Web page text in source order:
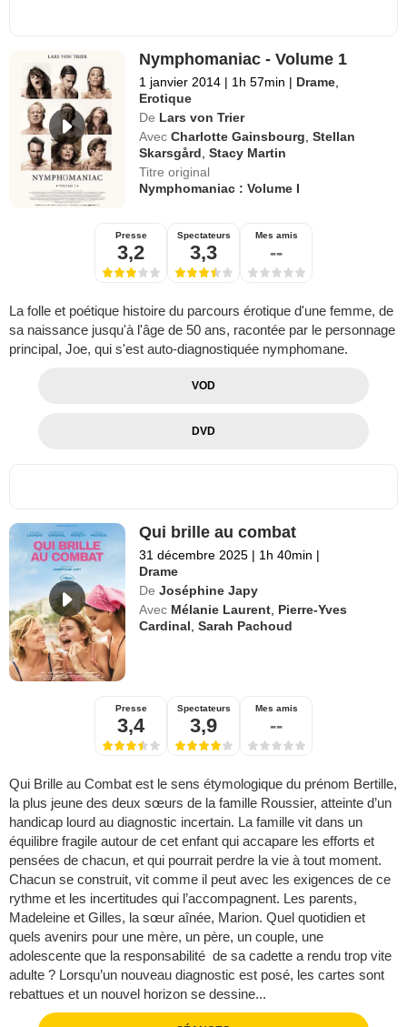
Nymphomaniac - Volume 1
1 janvier 2014 | 1h 57min | Drame
Erotique
De Lars von Trier
Avec Charlotte Gainsbourg ,Stellan
Skarsgård ,Stacy Martin
Titre original
Nymphomaniac : Volume I
Presse
3,2
Spectateurs
3,3
Mes amis
--
La folle et poétique histoire du parcours érotique d'une femme, de
sa naissance jusqu'à l'âge de 50 ans, racontée par le personnage
principal, Joe, qui s'est auto-diagnostiquée nymphomane.
VOD
DVD
Qui brille au combat
31 décembre 2025 | 1h 40min |
Drame
De Joséphine Japy
Avec Mélanie Laurent Pierre-Yves
Cardinal ,Sarah Pachoud
Presse
3,4
Spectateurs
3,9
Mes amis
--
Qui Brille au Combat est le sens étymologique du prénom Bertille,
la plus jeune des deux sœurs de la famille Roussier, atteinte d’un
handicap lourd au diagnostic incertain. La famille vit dans un
équilibre fragile autour de cet enfant qui accapare les efforts et
pensées de chacun, et qui pourrait perdre la vie à tout moment.
Chacun se construit, vit comme il peut avec les exigences de ce
rythme et les incertitudes qui l’accompagnent. Les parents,
Madeleine et Gilles, la sœur aînée, Marion. Quel quotidien et
quels avenirs pour une mère, un père, un couple, une
adolescente que la responsabilité ​ de sa cadette a rendu trop vite
adulte ? Lorsqu’un nouveau diagnostic est posé, les cartes sont
rebattues et un nouvel horizon se dessine...